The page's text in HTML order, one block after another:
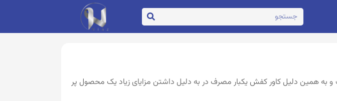
همین دلیل کاور کفش یکبار مصرف در به دلیل داشتن مزایای زیاد یک محصول پر